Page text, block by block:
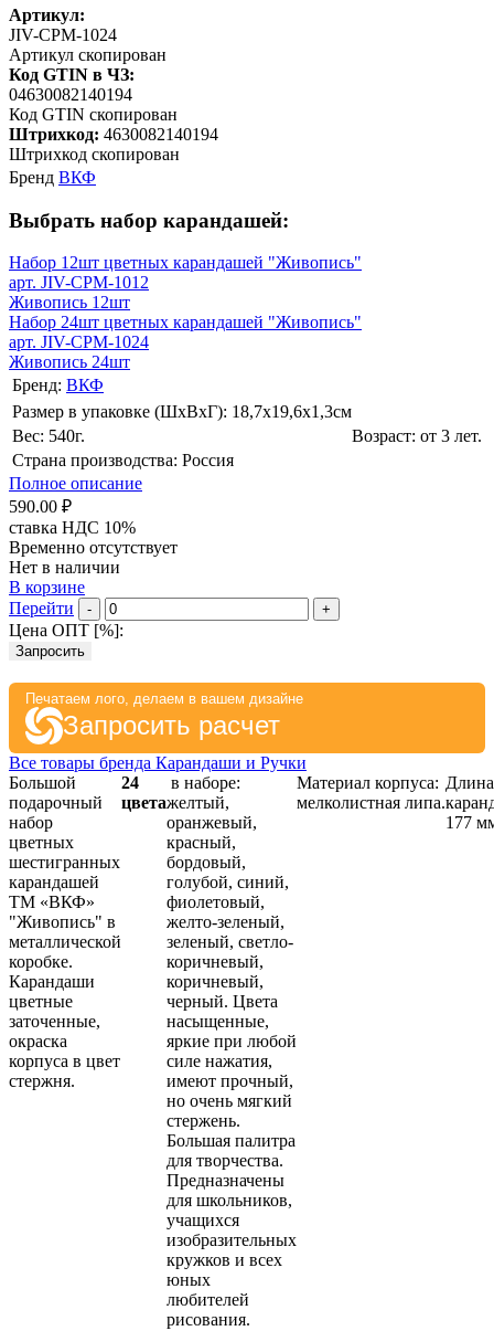
Артикул:
JIV-CPM-1024
Артикул скопирован
Код GTIN в ЧЗ:
04630082140194
Код GTIN скопирован
Штрихкод: 4630082140194
Штрихкод скопирован
Бренд ВКФ
Выбрать набор карандашей:
Набор 12шт цветных карандашей "Живопись"
арт. JIV-CPM-1012
Живопись 12шт
Набор 24шт цветных карандашей "Живопись"
арт. JIV-CPM-1024
Живопись 24шт
Бренд: ВКФ
Размер в упаковке (ШхВxГ): 18,7х19,6х1,3cм
Вес: 540г.
Возраст: от 3 лет.
Страна производства: Россия
Полное описание
590.00 ₽
ставка НДС 10%
Временно отсутствует
Нет в наличии
В корзине
Перейти
- +
Цена ОПТ [%]:
Запросить
Печатаем лого, делаем в вашем дизайне
Запросить расчет
Все товары бренда Карандаши и Ручки
Большой
подарочный
набор
цветных
шестигранных
карандашей
ТМ «ВКФ»
"Живопись" в
металлической
коробке.
Карандаши
цветные
заточенные,
окраска
корпуса в цвет
стержня.
24
цвета
в наборе:
желтый,
оранжевый,
красный,
бордовый,
голубой, синий,
фиолетовый,
желто-зеленый,
зеленый, светло-
коричневый,
коричневый,
черный. Цвета
насыщенные,
яркие при любой
силе нажатия,
имеют прочный,
но очень мягкий
стержень.
Большая палитра
для творчества.
Предназначены
для школьников,
учащихся
изобразительных
кружков и всех
юных
любителей
рисования.
Материал корпуса:
мелколистная липа.
Длина
177